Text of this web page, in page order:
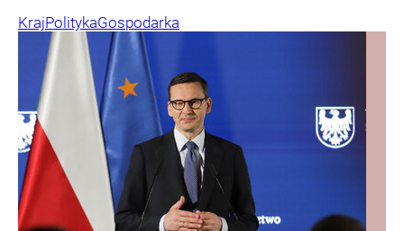
KrajPolitykaGospodarka